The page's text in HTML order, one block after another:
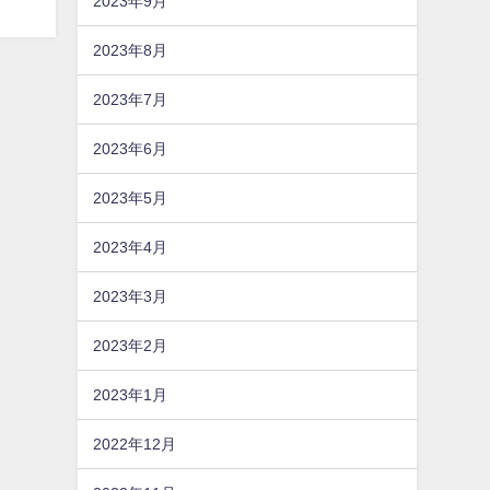
2023年8月
2023年7月
2023年6月
2023年5月
2023年4月
2023年3月
2023年2月
2023年1月
2022年12月